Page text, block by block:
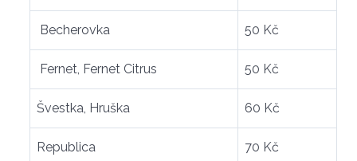
Becherovka 50 Kč
Fernet, Fernet Citrus 50 Kč
Švestka, Hruška 60 Kč
Republica 70 Kč